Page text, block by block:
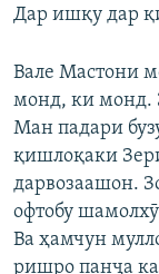
Дар ишқу дар
Вале Мастони
монд, ки монд.
Ман падари
қишлоқаки
дарвозаашон.
офтобу
Ва ҳамчун
ришро панҷа